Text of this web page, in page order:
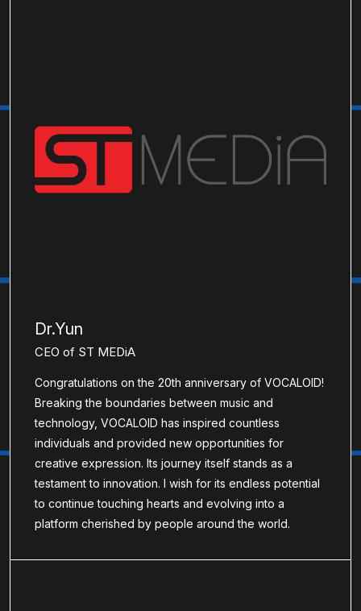
Dr.Yun
CEO of ST MEDiA
Congratulations on the 20th anniversary of VOCALOID!
Breaking the boundaries between music and
technology, VOCALOID has inspired countless
individuals and provided new opportunities for
creative expression. Its journey itself stands as a
testament to innovation. I wish for its endless potential
to continue touching hearts and evolving into a
platform cherished by people around the world.